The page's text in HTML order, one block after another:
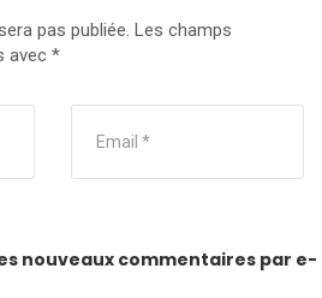
pas publiée. Les champs
avec *
nouveaux commentaires par e-